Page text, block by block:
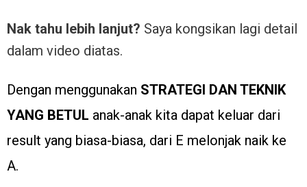
Nak tahu lebih lanjut? Saya kongsikan lagi detail
dalam video diatas.
Dengan menggunakan STRATEGI DAN TEKNIK
YANG BETUL anak-anak kita dapat keluar dari
result yang biasa-biasa, dari E melonjak naik ke
A.